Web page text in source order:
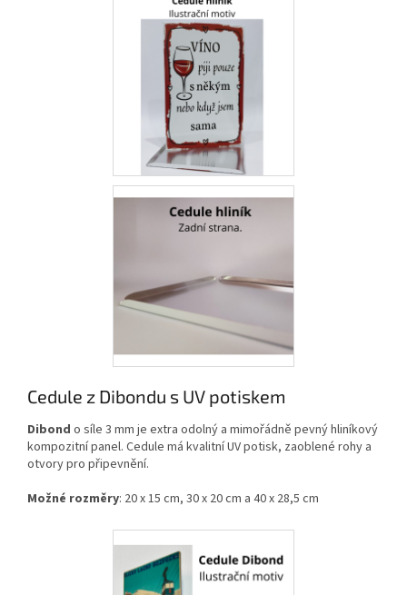
Cedule z Dibondu s UV potiskem
Dibond o síle 3 mm je extra odolný a mimořádně pevný hliníkový
kompozitní panel. Cedule má kvalitní UV potisk, zaoblené rohy a
otvory pro připevnění.
Možné rozměry: 20 x 15 cm, 30 x 20 cm a 40 x 28,5 cm